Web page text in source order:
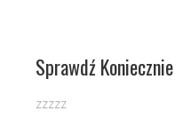
Sprawdź Koniecznie
zzzzz